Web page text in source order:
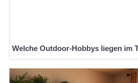
Welche Outdoor-Hobbys liegen im